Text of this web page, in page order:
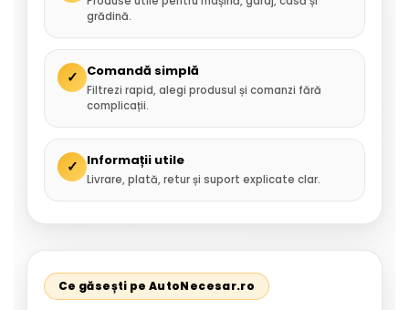
grădină.
✓ Comandă simplă
Filtrezi rapid, alegi produsul și comanzi fără
complicații.
✓ Informații utile
Livrare, plată, retur și suport explicate clar.
Ce găsești pe AutoNecesar.ro